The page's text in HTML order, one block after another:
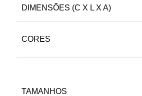
DIMENSÕES (C X L X A)
CORES
TAMANHOS